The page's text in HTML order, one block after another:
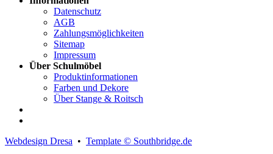
Datenschutz
AGB
Zahlungsmöglichkeiten
Sitemap
Impressum
Über Schulmöbel
Produktinformationen
Farben und Dekore
Über Stange & Roitsch
Webdesign Dresa • Template © Southbridge.de